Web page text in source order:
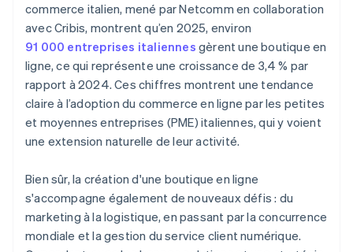
commerce italien, mené par Netcomm en collaboration
avec Cribis, montrent qu’en 2025, environ
91 000 entreprises italiennes gèrent une boutique en
ligne, ce qui représente une croissance de 3,4 % par
rapport à 2024. Ces chiffres montrent une tendance
claire à l’adoption du commerce en ligne par les petites
et moyennes entreprises (PME) italiennes, qui y voient
une extension naturelle de leur activité.
Bien sûr, la création d'une boutique en ligne
s'accompagne également de nouveaux défis : du
marketing à la logistique, en passant par la concurrence
mondiale et la gestion du service client numérique.